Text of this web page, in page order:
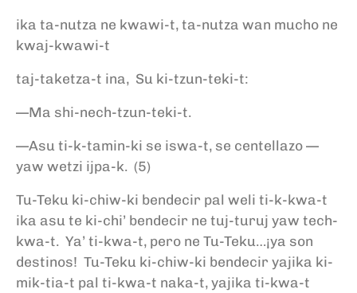
ika ta-nutza ne kwawi-t, ta-nutza wan mucho ne
kwaj-kwawi-t
taj-taketza-t ina, Su ki-tzun-teki-t:
—Ma shi-nech-tzun-teki-t.
—Asu ti-k-tamin-ki se iswa-t, se centellazo —
yaw wetzi ijpa-k. (5)
Tu-Teku ki-chiw-ki bendecir pal weli ti-k-kwa-t
ika asu te ki-chi’ bendecir ne tuj-turuj yaw tech-
kwa-t. Ya’ ti-kwa-t, pero ne Tu-Teku…¡ya son
destinos! Tu-Teku ki-chiw-ki bendecir yajika ki-
mik-tia-t pal ti-kwa-t naka-t, yajika ti-kwa-t